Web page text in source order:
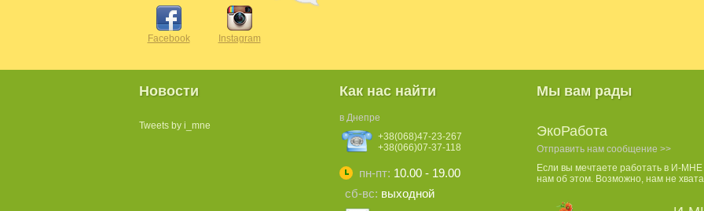
Facebook Instagram
Новости
Tweets by i_mne
Как нас найти
в Днепре
+38(068)47-23-267
+38(066)07-37-118
пн-пт: 10.00 - 19.00
сб-вс: выходной
Мы вам рады
ЭкоРабота
Отправить нам сообщение >>
Если вы мечтаете работать в И-
нам об этом. Возможно, нам не